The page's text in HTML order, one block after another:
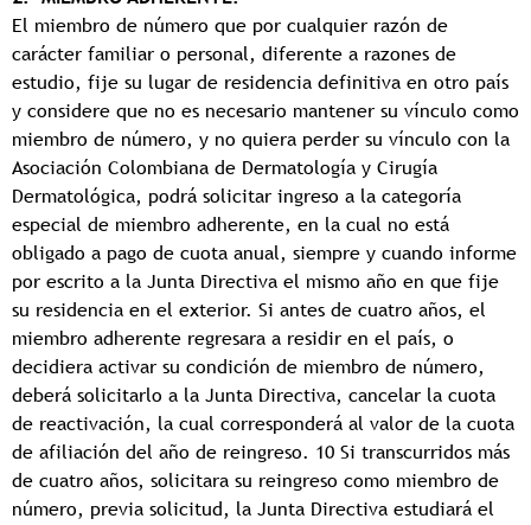
El miembro de número que por cualquier razón de
carácter familiar o personal, diferente a razones de
estudio, fije su lugar de residencia definitiva en otro país
y considere que no es necesario mantener su vínculo como
miembro de número, y no quiera perder su vínculo con la
Asociación Colombiana de Dermatología y Cirugía
Dermatológica, podrá solicitar ingreso a la categoría
especial de miembro adherente, en la cual no está
obligado a pago de cuota anual, siempre y cuando informe
por escrito a la Junta Directiva el mismo año en que fije
su residencia en el exterior. Si antes de cuatro años, el
miembro adherente regresara a residir en el país, o
decidiera activar su condición de miembro de número,
deberá solicitarlo a la Junta Directiva, cancelar la cuota
de reactivación, la cual corresponderá al valor de la cuota
de afiliación del año de reingreso. 10 Si transcurridos más
de cuatro años, solicitara su reingreso como miembro de
número, previa solicitud, la Junta Directiva estudiará el